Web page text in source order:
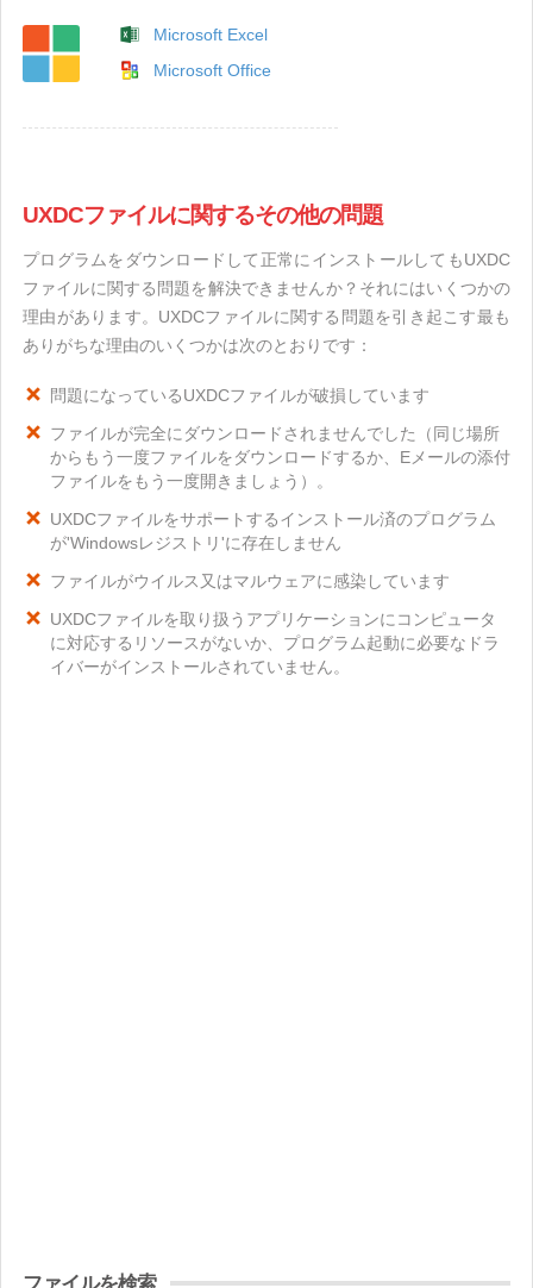
Microsoft Excel
Microsoft Office
UXDCファイルに関するその他の問題
プログラムをダウンロードして正常にインストールしてもUXDC
ファイルに関する問題を解決できませんか？それにはいくつかの
理由があります。UXDCファイルに関する問題を引き起こす最も
ありがちな理由のいくつかは次のとおりです：
問題になっているUXDCファイルが破損しています
ファイルが完全にダウンロードされませんでした（同じ場所
からもう一度ファイルをダウンロードするか、Eメールの添付
ファイルをもう一度開きましょう）。
UXDCファイルをサポートするインストール済のプログラム
が'Windowsレジストリ'に存在しません
ファイルがウイルス又はマルウェアに感染しています
UXDCファイルを取り扱うアプリケーションにコンピュータ
に対応するリソースがないか、プログラム起動に必要なドラ
イバーがインストールされていません。